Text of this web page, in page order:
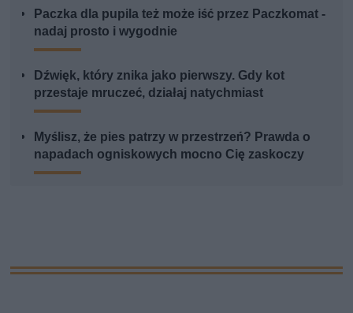
Paczka dla pupila też może iść przez Paczkomat -
nadaj prosto i wygodnie
Dźwięk, który znika jako pierwszy. Gdy kot
przestaje mruczeć, działaj natychmiast
Myślisz, że pies patrzy w przestrzeń? Prawda o
napadach ogniskowych mocno Cię zaskoczy